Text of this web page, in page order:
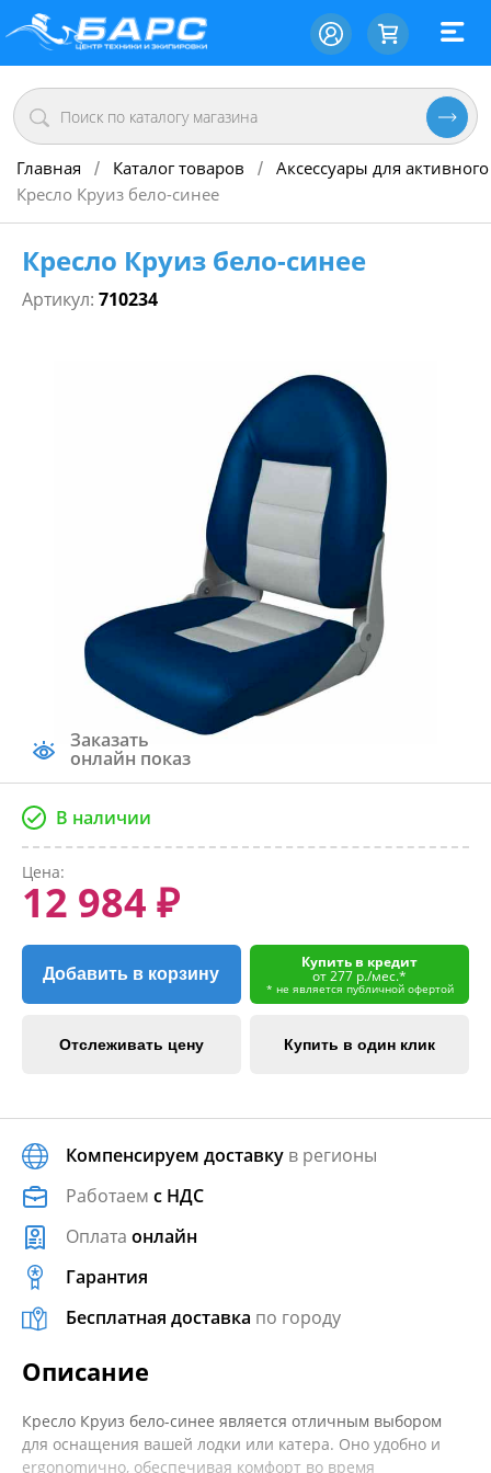
Главная / Каталог товаров / Аксессуары для
Кресло Круиз бело-синее
Кресло Круиз бело-синее
Артикул: 710234
Заказать
онлайн показ
В наличии
Цена:
12 984 ₽
Добавить в корзину
Купить в кредит
от 277 р./мес.*
* не является публичной офертой
Отслеживать цену Купить в один клик
Компенсируем доставку в регионы
Работаем с НДС
Оплата онлайн
Гарантия
Бесплатная доставка по городу
Описание
Кресло Круиз бело-синее является отличным выбором
для оснащения вашей лодки или катера. Оно удобно и
ergonomично, обеспечивая комфорт во время